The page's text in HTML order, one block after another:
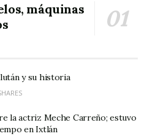
máquinas
y su historia
la actriz Meche Carreño; estuvo
en Ixtlán